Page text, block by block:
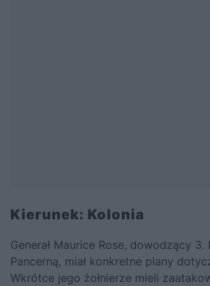
Kierunek: Kolonia
Generał Maurice Rose, dowodzący 3.
Pancerną, miał konkretne plany
Wkrótce jego żołnierze mieli